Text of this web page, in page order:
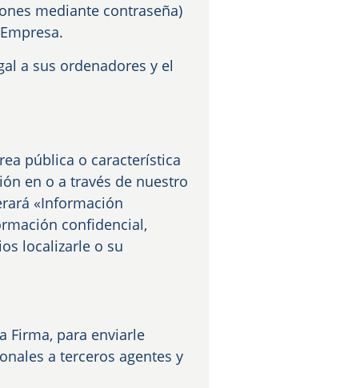
mediante contraseña)
a sus ordenadores y el
pública o característica
en o a través de nuestro
«Información
confidencial,
localizarle o su
Firma, para enviarle
a terceros agentes y